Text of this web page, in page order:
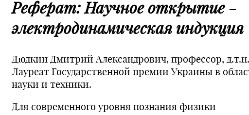
Реферат: Научное открытие -
электродинамическая индукция
Дюдкин Дмитрий Александрович, профессор,
Лауреат Государственной премии Украины в
науки и техники.
Для современного уровня познания физики